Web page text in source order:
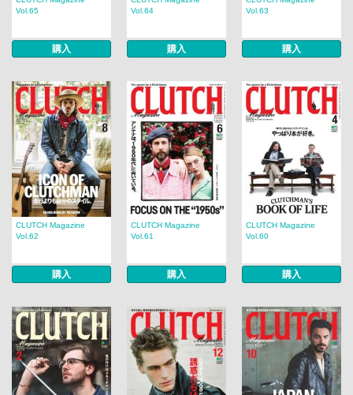
Vol.65
購入
Vol.64
購入
Vol.63
購入
CLUTCH Magazine
Vol.62
購入
CLUTCH Magazine
Vol.61
購入
CLUTCH Magazine
Vol.60
購入